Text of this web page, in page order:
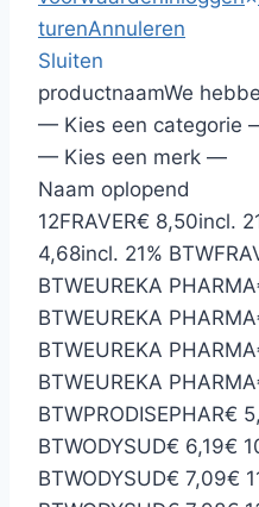
turenAnnuleren
Sluiten
productnaamWe
— Kies een categorie
— Kies een merk —
Naam oplopend
12FRAVER€ 8,50incl.
4,68incl. 21% BTW
BTWEUREKA PHARMA
BTWEUREKA PHARMA
BTWEUREKA PHARMA
BTWEUREKA PHARMA
BTWPRODISEPHAR€
BTWODYSUD€ 6,19€
BTWODYSUD€ 7,09€